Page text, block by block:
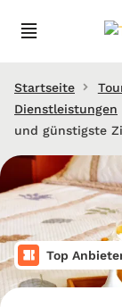
Startseite
Dienstleistungen
und günstigste
Top